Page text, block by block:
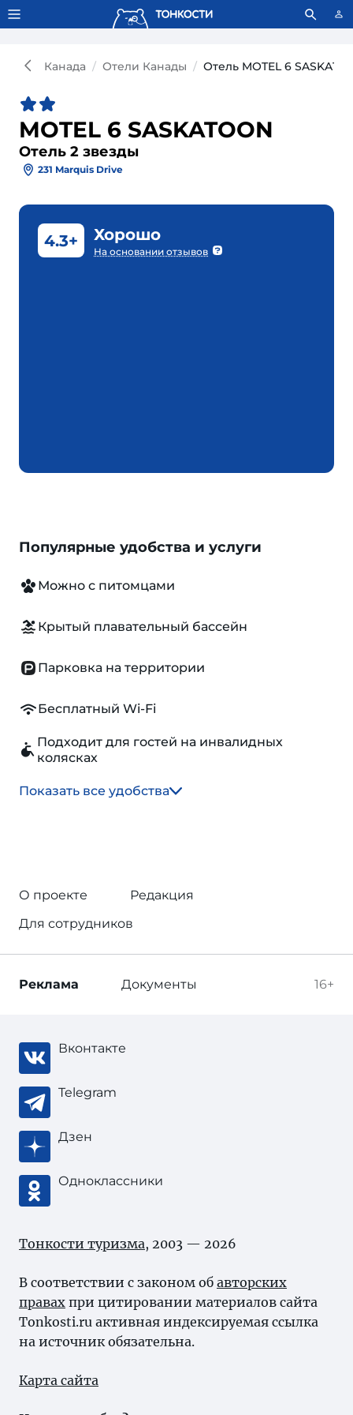
Тонкости используют сookie-файлы. Что это значит?
Канада Отели Канады Отель MOTEL 6
MOTEL 6 SASKATOON
Отель 2 звезды
231 Marquis Drive
4.3+ Хорошо
На основании отзывов
Популярные удобства и услуги
Можно с питомцами
Крытый плавательный бассейн
Парковка на территории
Бесплатный Wi-Fi
Подходит для гостей на инвалидных
колясках
Показать все удобства
О проекте
Редакция
Для сотрудников
16+
Реклама Документы
Вконтакте
Telegram
Дзен
Одноклассники
Тонкости туризма, 2003 — 2026
В соответствии с законом об авторских
правах при цитировании материалов сайта
Tonkosti.ru активная индексируемая ссылка
на источник обязательна.
Карта сайта